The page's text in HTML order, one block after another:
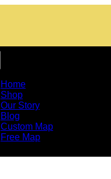
Home
Shop
Our Story
Blog
Custom Map
Free Map